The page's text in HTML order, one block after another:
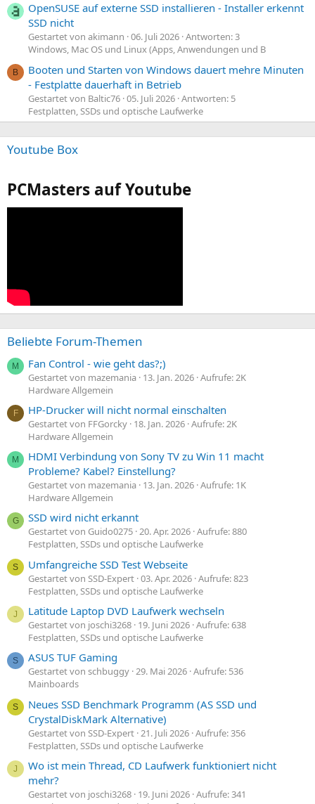
OpenSUSE auf externe SSD installieren - Installer erkennt
SSD nicht
Gestartet von akimann 06. Juli 2026 Antworten: 3
Windows, Mac OS und Linux (Apps, Anwendungen und B
B
Booten und Starten von Windows dauert mehre Minuten
- Festplatte dauerhaft in Betrieb
Gestartet von Baltic76 05. Juli 2026 Antworten: 5
Festplatten, SSDs und optische Laufwerke
Youtube Box
PCMasters auf Youtube
Beliebte Forum-Themen
M Fan Control - wie geht das?;)
Gestartet von mazemania 13. Jan. 2026 Aufrufe: 2K
Hardware Allgemein
F HP-Drucker will nicht normal einschalten
Gestartet von FFGorcky 18. Jan. 2026 Aufrufe: 2K
Hardware Allgemein
M
HDMI Verbindung von Sony TV zu Win 11 macht
Probleme? Kabel? Einstellung?
Gestartet von mazemania 13. Jan. 2026 Aufrufe: 1K
Hardware Allgemein
G SSD wird nicht erkannt
Gestartet von Guido0275 20. Apr. 2026 Aufrufe: 880
Festplatten, SSDs und optische Laufwerke
S Umfangreiche SSD Test Webseite
Gestartet von SSD-Expert 03. Apr. 2026 Aufrufe: 823
Festplatten, SSDs und optische Laufwerke
J Latitude Laptop DVD Laufwerk wechseln
Gestartet von joschi3268 19. Juni 2026 Aufrufe: 638
Festplatten, SSDs und optische Laufwerke
S ASUS TUF Gaming
Gestartet von schbuggy 29. Mai 2026 Aufrufe: 536
Mainboards
S
Neues SSD Benchmark Programm (AS SSD und
CrystalDiskMark Alternative)
Gestartet von SSD-Expert 21. Juli 2026 Aufrufe: 356
Festplatten, SSDs und optische Laufwerke
J
Wo ist mein Thread, CD Laufwerk funktioniert nicht
mehr?
Gestartet von joschi3268 19. Juni 2026 Aufrufe: 341